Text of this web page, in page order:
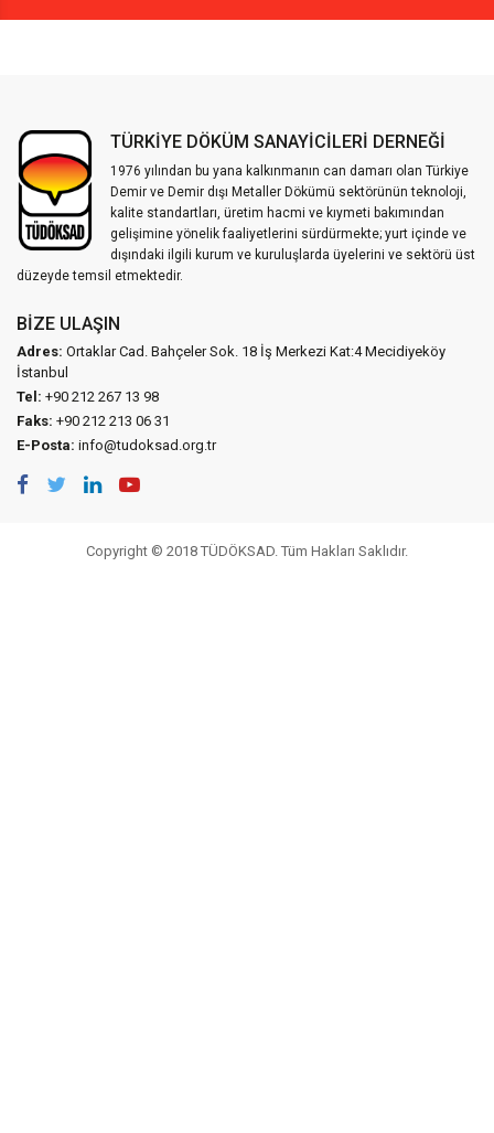
TÜRKİYE DÖKÜM SANAYİCİLERİ DERNEĞİ
1976 yılından bu yana kalkınmanın can damarı olan Türkiye
Demir ve Demir dışı Metaller Dökümü sektörünün teknoloji,
kalite standartları, üretim hacmi ve kıymeti bakımından
gelişimine yönelik faaliyetlerini sürdürmekte; yurt içinde ve
dışındaki ilgili kurum ve kuruluşlarda üyelerini ve sektörü üst
düzeyde temsil etmektedir.
BIZE ULAŞIN
Adres: Ortaklar Cad. Bahçeler Sok. 18 İş Merkezi Kat:4 Mecidiyeköy
İstanbul
Tel: +90 212 267 13 98
Faks: +90 212 213 06 31
E-Posta: info@tudoksad.org.tr
Copyright © 2018 TÜDÖKSAD. Tüm Hakları Saklıdır.